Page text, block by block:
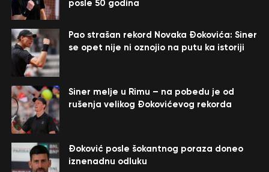
posle 50 godina
Pao strašan rekord Novaka Đokovića: Siner
se opet nije ni oznojio na putu ka istoriji
Siner melje u Rimu – na pobedu je od
rušenja velikog Đokovićevog rekorda
Đoković posle šokantnog poraza doneo
iznenadnu odluku